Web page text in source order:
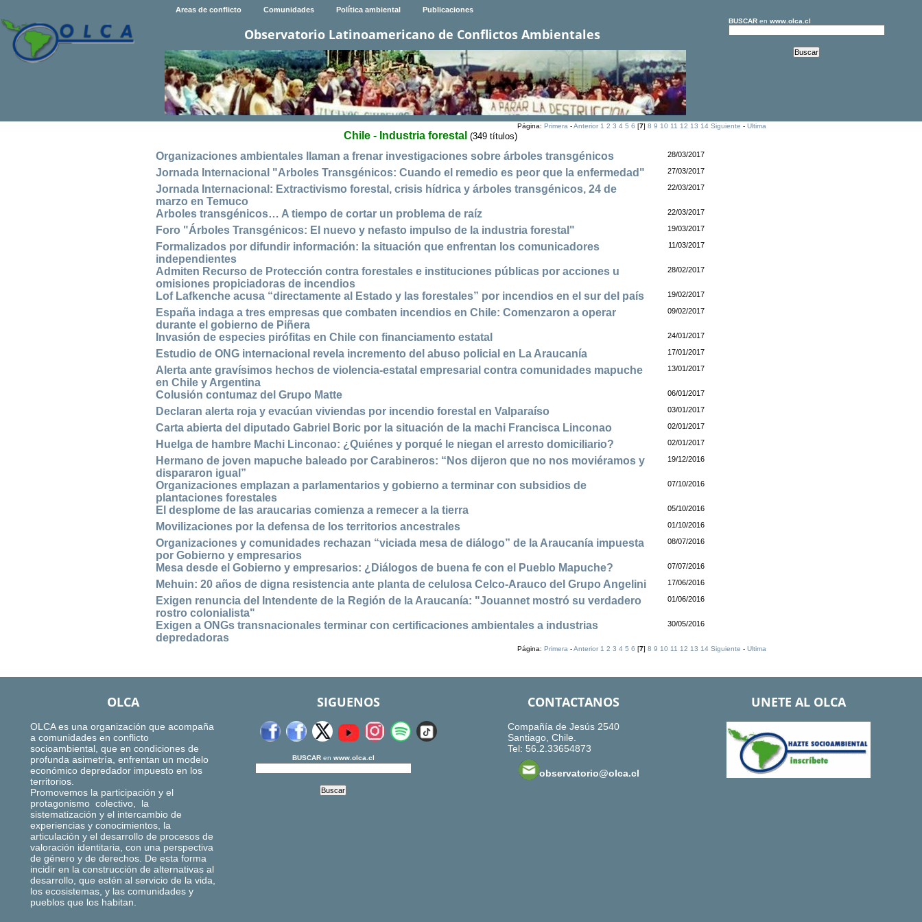
Areas de conflicto Comunidades Política ambiental Publicaciones
Observatorio Latinoamericano de Conflictos Ambientales
BUSCARen www.olca.cl
Página: Primera-Anterior 1 2 3 4 5 6 [7] 8 9 10 11 12 13 14 Siguiente - Ultima
Chile - Industria forestal (349 títulos)
Organizaciones ambientales llaman a frenar investigaciones sobre árboles transgénicos 28/03/2017
Jornada Internacional "Arboles Transgénicos: Cuando el remedio es peor que la enfermedad" 27/03/2017
Jornada Internacional: Extractivismo forestal, crisis hídrica y árboles transgénicos, 24 de
marzo en Temuco
22/03/2017
Arboles transgénicos… A tiempo de cortar un problema de raíz 22/03/2017
Foro "Árboles Transgénicos: El nuevo y nefasto impulso de la industria forestal" 19/03/2017
Formalizados por difundir información: la situación que enfrentan los comunicadores
independientes
11/03/2017
Admiten Recurso de Protección contra forestales e instituciones públicas por acciones u
omisiones propiciadoras de incendios
28/02/2017
Lof Lafkenche acusa “directamente al Estado y las forestales” por incendios en el sur del país 19/02/2017
España indaga a tres empresas que combaten incendios en Chile: Comenzaron a operar
durante el gobierno de Piñera
09/02/2017
Invasión de especies pirófitas en Chile con financiamento estatal 24/01/2017
Estudio de ONG internacional revela incremento del abuso policial en La Araucanía 17/01/2017
Alerta ante gravísimos hechos de violencia-estatal empresarial contra comunidades mapuche
en Chile y Argentina
13/01/2017
Colusión contumaz del Grupo Matte 06/01/2017
Declaran alerta roja y evacúan viviendas por incendio forestal en Valparaíso 03/01/2017
Carta abierta del diputado Gabriel Boric por la situación de la machi Francisca Linconao 02/01/2017
Huelga de hambre Machi Linconao: ¿Quiénes y porqué le niegan el arresto domiciliario? 02/01/2017
Hermano de joven mapuche baleado por Carabineros: “Nos dijeron que no nos moviéramos y
dispararon igual”
19/12/2016
Organizaciones emplazan a parlamentarios y gobierno a terminar con subsidios de
plantaciones forestales
07/10/2016
El desplome de las araucarias comienza a remecer a la tierra 05/10/2016
Movilizaciones por la defensa de los territorios ancestrales 01/10/2016
Organizaciones y comunidades rechazan “viciada mesa de diálogo” de la Araucanía impuesta
por Gobierno y empresarios
08/07/2016
Mesa desde el Gobierno y empresarios: ¿Diálogos de buena fe con el Pueblo Mapuche? 07/07/2016
Mehuin: 20 años de digna resistencia ante planta de celulosa Celco-Arauco del Grupo Angelini 17/06/2016
Exigen renuncia del Intendente de la Región de la Araucanía: "Jouannet mostró su verdadero
rostro colonialista"
01/06/2016
Exigen a ONGs transnacionales terminar con certificaciones ambientales a industrias
depredadoras
30/05/2016
Página: Primera-Anterior 1 2 3 4 5 6 [7] 8 9 10 11 12 13 14 Siguiente - Ultima
OLCA
OLCA es una organización que acompaña
a comunidades en conflicto
socioambiental, que en condiciones de
profunda asimetría, enfrentan un modelo
económico depredador impuesto en los
territorios.
Promovemos la participación y el
protagonismo colectivo, la
sistematización y el intercambio de
experiencias y conocimientos, la
articulación y el desarrollo de procesos de
valoración identitaria, con una perspectiva
de género y de derechos. De esta forma
incidir en la construcción de alternativas al
desarrollo, que estén al servicio de la vida,
los ecosistemas, y las comunidades y
pueblos que los habitan.
SIGUENOS
BUSCARen www.olca.cl
CONTACTANOS
Compañía de Jesús 2540
Santiago, Chile.
Tel: 56.2.33654873
observatorio@olca.cl
UNETE AL OLCA